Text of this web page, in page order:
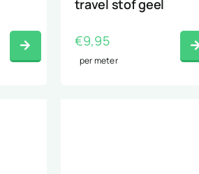
travel stof geel
€9,95
per meter